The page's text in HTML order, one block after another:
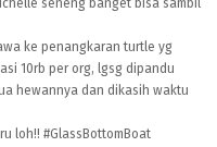
seneng banget bisa sambil
ke penangkaran turtle yg
10rb per org, lgsg dipandu
hewannya dan dikasih waktu
loh!! #GlassBottomBoat